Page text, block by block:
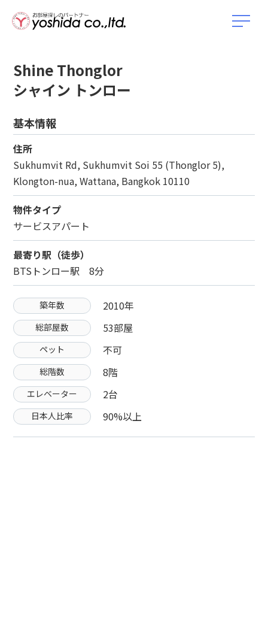
Shine Thonglor
シャイン トンロー
基本情報
住所
Sukhumvit Rd, Sukhumvit Soi 55 (Thonglor 5),
Klongton-nua, Wattana, Bangkok 10110
物件タイプ
サービスアパート
最寄り駅（徒歩）
BTSトンロー駅 8分
築年数 2010年
総部屋数 53部屋
ペット 不可
総階数 8階
エレベーター 2台
日本人比率 90%以上